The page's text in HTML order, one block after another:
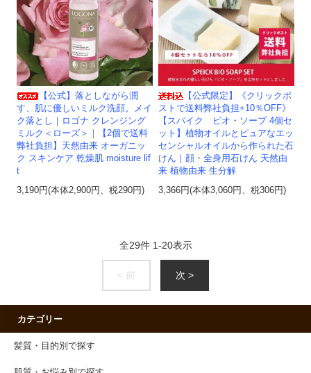
【公式】落としながら潤
す、肌に優しいミルク洗顔。メイ
ク落とし｜ロゴナ クレンジング
ミルク＜ローズ＞｜【2個で送料
弊社負担】天然由来 オーガニッ
ク スキンケア 乾燥肌 moisture lif
t
3,190円(本体2,900円、税290円)
【公式限定】《クリックポ
ストで送料弊社負担+10％OFF》
【スパイク ビオ・ソープ 4個セ
ット】植物オイルとピュアなエッ
センシャルオイルから作られた石
けん｜顔・全身用石けん 天然由
来 植物由来 生分解
3,366円(本体3,060円、税306円)
全29件 1-20表示
< 前 次 >
カテゴリー
髪質・目的別で探す